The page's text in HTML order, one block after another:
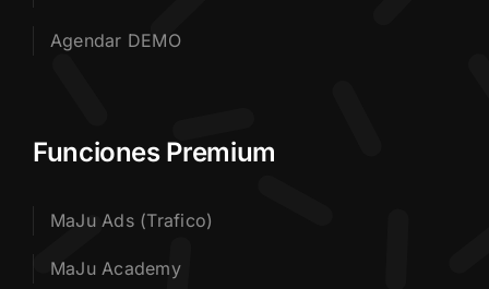
Agendar DEMO
Funciones Premium
MaJu Ads (Trafico)
MaJu Academy